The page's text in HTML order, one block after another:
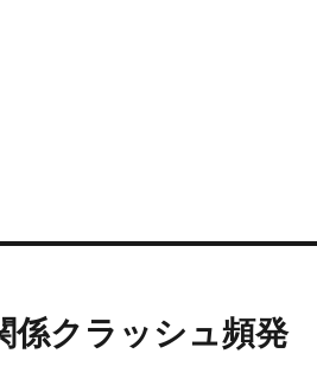
係クラッシュ頻発